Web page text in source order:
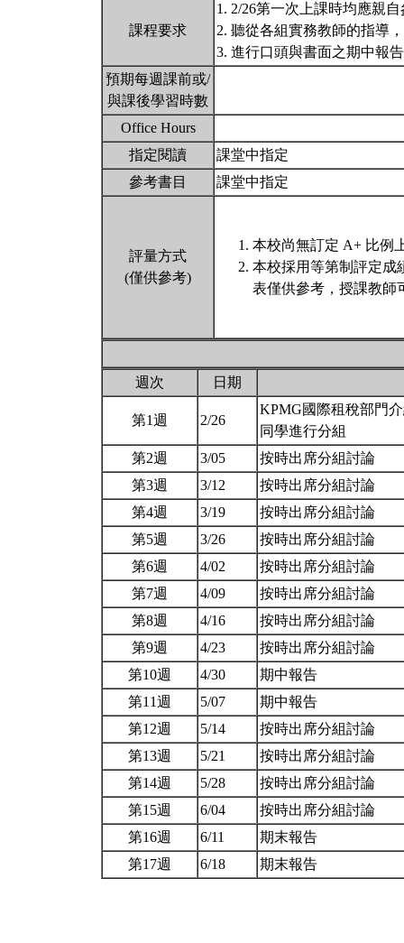
課程要求
1. 2/26第一次上課時均應親
2. 聽從各組實務教師的指導
3. 進行口頭與書面之期中報
預期每週課前或/
與課後學習時數
Office Hours
指定閱讀
課堂中指定
參考書目
課堂中指定
評量方式
(僅供參考)
本校尚無訂定 A+ 比例
本校採用等第制評定成
表僅供參考，授課教師
週次 日期
第1週 2/26
KPMG國際租稅部門
同學進行分組
第2週
3/05
按時出席分組討論
第3週
3/12
按時出席分組討論
第4週
3/19
按時出席分組討論
第5週
3/26
按時出席分組討論
第6週
4/02
按時出席分組討論
第7週
4/09
按時出席分組討論
第8週
4/16
按時出席分組討論
第9週
4/23
按時出席分組討論
第10週
4/30
期中報告
第11週
5/07
期中報告
第12週
5/14
按時出席分組討論
第13週
5/21
按時出席分組討論
第14週
5/28
按時出席分組討論
第15週
6/04
按時出席分組討論
第16週
6/11
期末報告
第17週
6/18 期末報告